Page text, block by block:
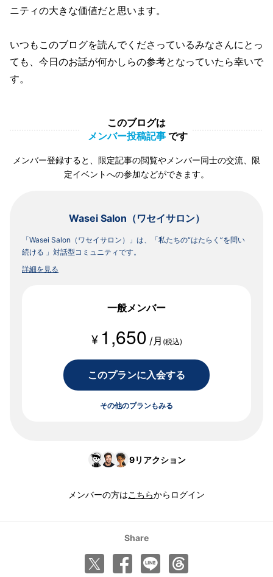
ニティの大きな価値だと思います。
いつもこのブログを読んでくださっているみなさんにとっ
ても、今日のお話が何かしらの参考となっていたら幸いで
す。
このブログは
メンバー投稿記事 です
メンバー登録すると、限定記事の閲覧やメンバー同士の交流、限
定イベントへの参加などができます。
Wasei Salon（ワセイサロン）
「Wasei Salon（ワセイサロン）」は、「私たちの“はたらく”を問い
続ける 」対話型コミュニティです。
詳細を見る
一般メンバー
¥ 1,650 /月 (税込)
このプランに入会する
その他のプランもみる
9リアクション
メンバーの方はこちらからログイン
Share